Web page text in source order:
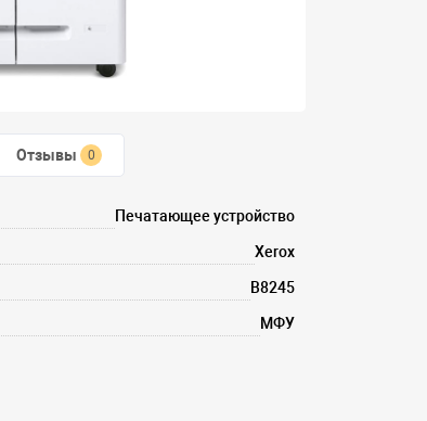
Отзывы 0
Печатающее устройство
Xerox
B8245
МФУ